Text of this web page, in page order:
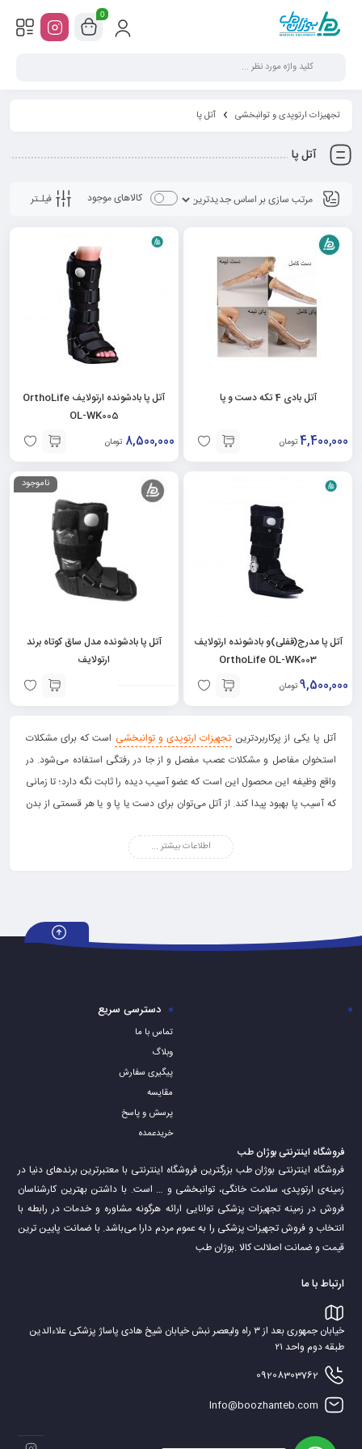
0
تجهیزات ارتوپدی و توانبخشی آتل پا
آتل پا
فیلـتر کالاهای موجود
آتل بادی 4 تکه دست و پا
4,400,000 تومان
آتل پا بادشونده ارتولایف OrthoLife
OL-WK005
8,500,000 تومان
آتل پا مدرج(قفلی)و بادشونده ارتولایف
OrthoLife OL-WK003
9,500,000 تومان
ناموجود
آتل پا بادشونده مدل ساق کوتاه برند
ارتولایف
آتل پا یکی از پرکاربردترین تجهیزات ارتوپدی و توانبخشی است که برای مشکلات
استخوان مفاصل و مشکلات عصب مفصل و از جا در رفتگی استفاده می‌شود. در
واقع وظیفه این محصول این است که عضو آسیب دیده را ثابت نگه دارد؛ تا زمانی
که آسیب پا بهبود پیدا کند. از آتل می‌توان برای دست یا پا و یا هر قسمتی از بدن
آتل‌ها انواع مختلفی دارند و ممکن است از چوب، فلز، پلاستیک یا گچ ساخته شده
باشند. این قطعه آنقدر محکم است که می‌تواند عضو را بدون حرکت نگه داشته تا
زمانی که عضو به حالت سابق برگردد و آسیب دیدگی آن از بین برود.
آتل برای مفاصل مختلف بدن استفاده می‌شود؛ ممکن است عضو آسیب دیده
انگشت دست باشد که در این صورت از
آتل انگشتبرای نگه داشتن انگشتان، مچ
دست، ساعد دست و یا کتف استفاده می‌شود.
اما زمانی که در رفتگی یا ایجاد مشکلاتی همچون شکستگی و احساس درد برای پا
باشد، از مدل شکسته برای ثابت نگه داشتن مچ پا، ساق پا، زانو و یا مفصل ران
استفاده می‌شود.
اطلاعات بیشتر ...
دسترسی سریع
تماس با ما
وبلاگ
پیگیری سفارش
مقایسه
پرسش و پاسخ
خریدعمده
فروشگاه اینترنتی بوژان طب
فروشگاه اینترنتی بوژان طب بزرگترین فروشگاه اینترنتی با معتبرترین برندهای دنیا در
زمینه‌ی ارتوپدی، سلامت خانگی، توانبخشی و … است. با داشتن بهترین کارشناسان
فروش در زمینه تجهیزات پزشکی توانایی ارائه هرگونه مشاوره و خدمات در رابطه با
انتخاب و فروش تجهیزات پزشکی را به عموم مردم دارا می‌‌‌‌باشد. با ضمانت پایین ترین
قیمت و ضمانت اصلالت کالا .بوژان طب
ارتباط با ما
خیابان جمهوری بعد از ۳ راه ولیعصر نبش خیابان شیخ هادی پاساژ پزشکی علاءالدین
طبقه دوم واحد ۲۱
09208303762
Info@boozhanteb.com